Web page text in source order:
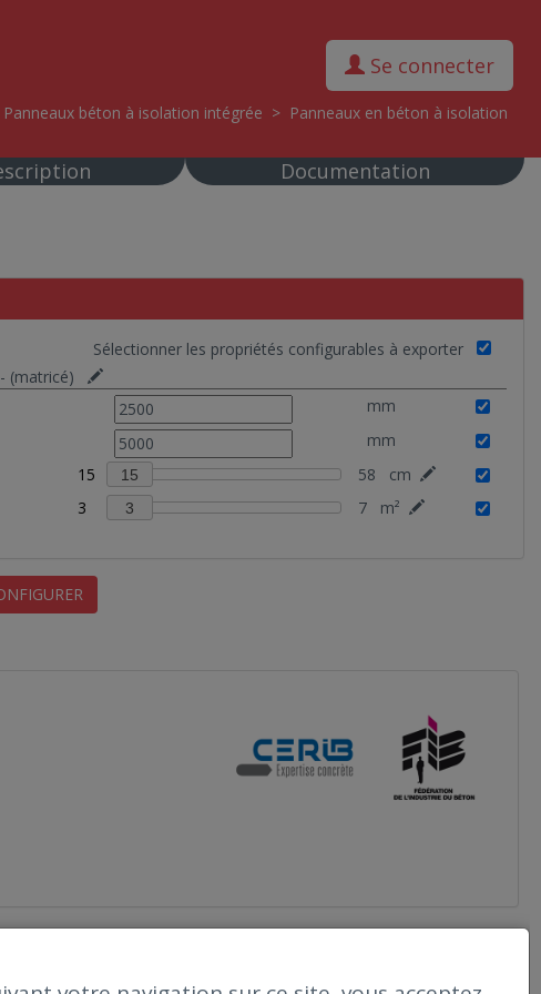
Se connecter
Panneaux béton à isolation intégrée > Panneaux en béton à isolation
Documentation
Sélectionner les propriétés configurables à exporter
(matricé)
mm
mm
15 15 58
cm
3 3 7 m²